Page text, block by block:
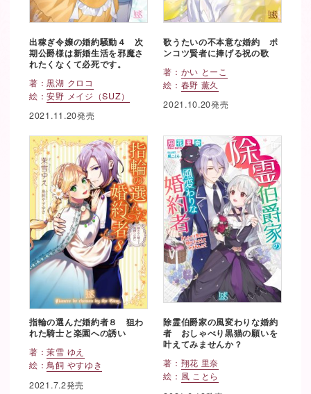
出稼ぎ令嬢の婚約騒動４ 次
期公爵様は新婚生活を邪魔さ
れたくなくて必死です。
著：黒湖 クロコ
絵：安野 メイジ（SUZ）
2021.11.20発売
歌うたいの不本意な婚約 ポ
ンコツ賢者に捧げる祝の歌
著： かい とーこ
絵： 春野 薫久
2021.10.20発売
指輪の選んだ婚約者８ 狙わ
れた騎士と楽園への誘い
著：茉雪 ゆえ
絵：鳥飼 やすゆき
2021.7.2発売
除霊伯爵家の風変わりな婚約
者 おしゃべり黒猫の願いを
叶えてみませんか？
著： 翔花 里奈
絵： 風 ことら